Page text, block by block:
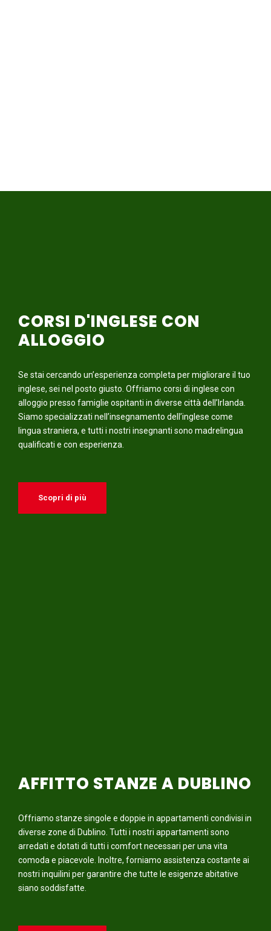
CORSI D'INGLESE CON
ALLOGGIO
Se stai cercando un’esperienza completa per migliorare il tuo
inglese, sei nel posto giusto. Offriamo corsi di inglese con
alloggio presso famiglie ospitanti in diverse città dell’Irlanda.
Siamo specializzati nell’insegnamento dell’inglese come
lingua straniera, e tutti i nostri insegnanti sono madrelingua
qualificati e con esperienza.
Scopri di più
AFFITTO STANZE A DUBLINO
Offriamo stanze singole e doppie in appartamenti condivisi in
diverse zone di Dublino. Tutti i nostri appartamenti sono
arredati e dotati di tutti i comfort necessari per una vita
comoda e piacevole. Inoltre, forniamo assistenza costante ai
nostri inquilini per garantire che tutte le esigenze abitative
siano soddisfatte.